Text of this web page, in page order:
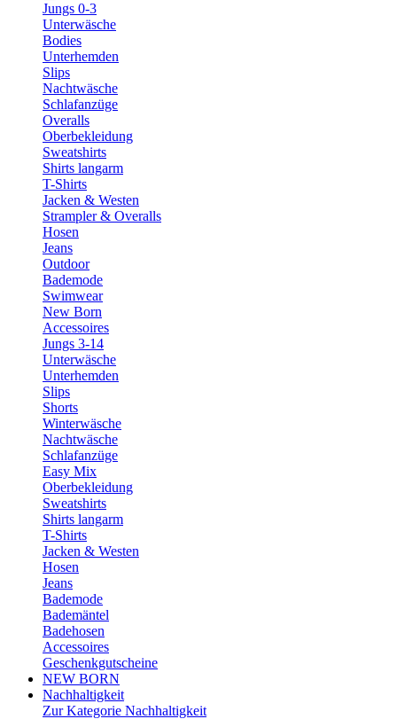
Jungs 0-3
Unterwäsche
Bodies
Unterhemden
Slips
Nachtwäsche
Schlafanzüge
Overalls
Oberbekleidung
Sweatshirts
Shirts langarm
T-Shirts
Jacken & Westen
Strampler & Overalls
Hosen
Jeans
Outdoor
Bademode
Swimwear
New Born
Accessoires
Jungs 3-14
Unterwäsche
Unterhemden
Slips
Shorts
Winterwäsche
Nachtwäsche
Schlafanzüge
Easy Mix
Oberbekleidung
Sweatshirts
Shirts langarm
T-Shirts
Jacken & Westen
Hosen
Jeans
Bademode
Bademäntel
Badehosen
Accessoires
Geschenkgutscheine
NEW BORN
Nachhaltigkeit
Zur Kategorie Nachhaltigkeit